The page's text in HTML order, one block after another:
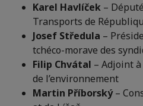
Karel Havlíček –
Transports de
Josef Středula –
tchéco-morave des
Filip Chvátal – Adjoint
de l’environnement
Martin Příborský–